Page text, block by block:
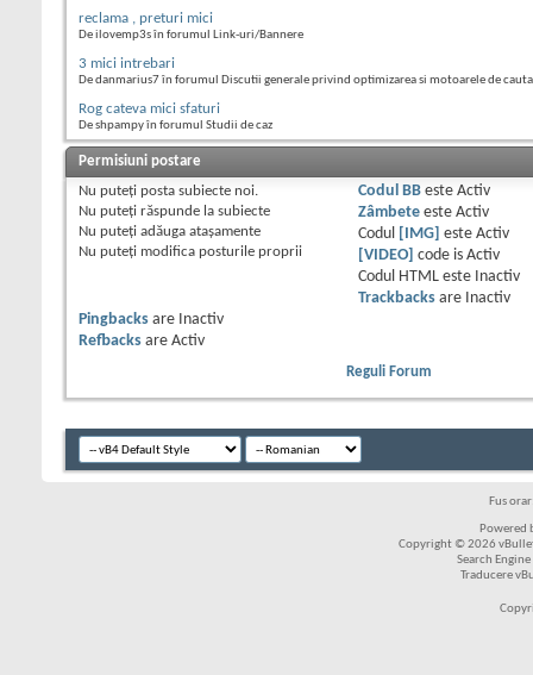
reclama , preturi mici
De ilovemp3s în forumul Link-uri/Bannere
3 mici intrebari
De danmarius7 în forumul Discutii generale privind optimizarea si motoarele de
Rog cateva mici sfaturi
De shpampy în forumul Studii de caz
Permisiuni postare
Nu puteţi posta subiecte noi.
Nu puteţi răspunde la subiecte
Nu puteţi adăuga ataşamente
Nu puteţi modifica posturile proprii
Codul BBeste Activ
Zâmbeteeste Activ
Codul
[IMG] este Activ
[VIDEO]
code is Activ
Codul HTML este
Inactiv
Trackbacksare
Inactiv
Pingbacks are
Inactiv
Refbacks are Activ
Reguli Forum
Fus
Powered
Copyright © 2026
Search
Traducere